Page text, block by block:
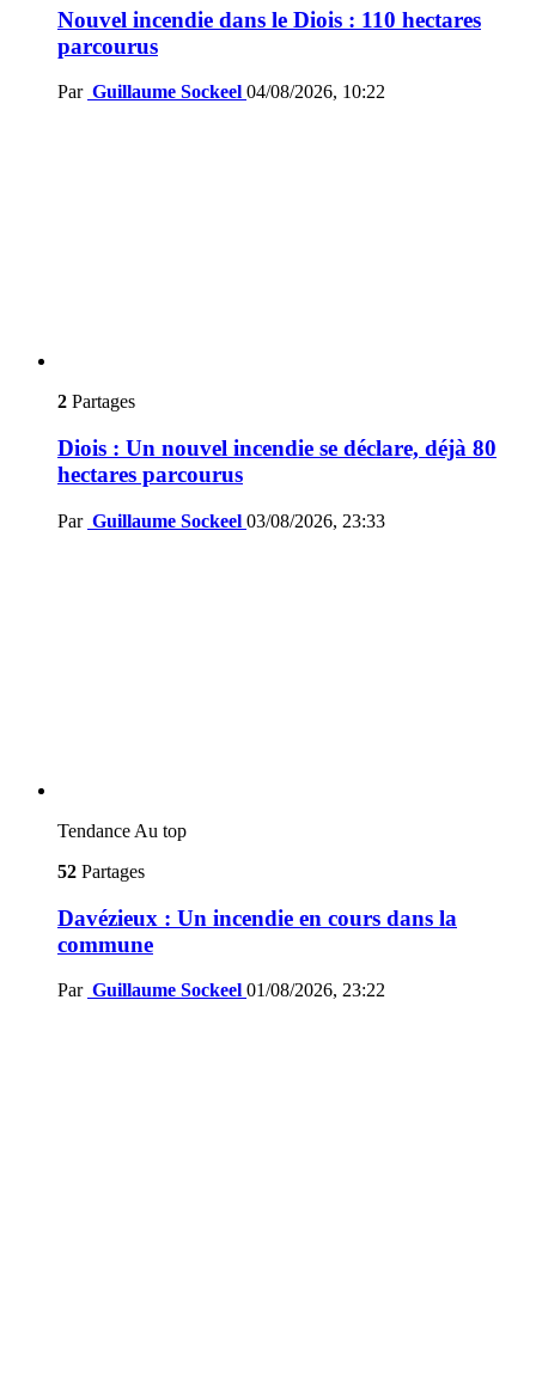
Nouvel incendie dans le Diois : 110 hectares
parcourus
Par Guillaume Sockeel 04/08/2026, 10:22
2 Partages
Diois : Un nouvel incendie se déclare, déjà 80
hectares parcourus
Par Guillaume Sockeel 03/08/2026, 23:33
Tendance Au top
52 Partages
Davézieux : Un incendie en cours dans la
commune
Par Guillaume Sockeel 01/08/2026, 23:22